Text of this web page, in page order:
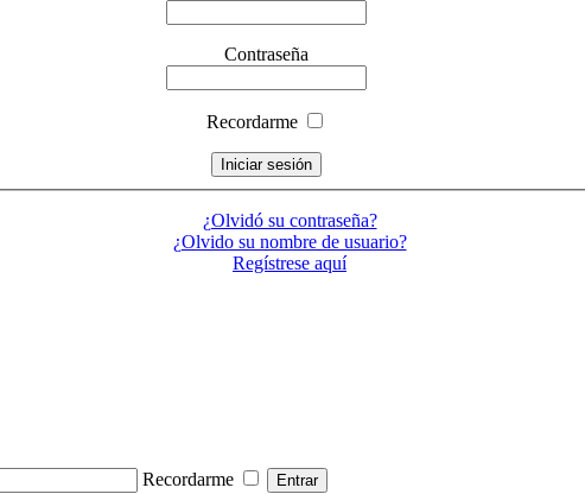
Contraseña
Recordarme
¿Olvidó su contraseña?
¿Olvido su nombre de usuario?
Regístrese aquí
Recordarme